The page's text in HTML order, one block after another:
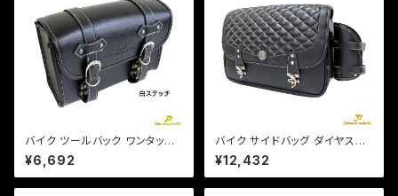
バイク ツールバック ワンタッチ
型 内ポケット付!(白ステッチ) (5
L)ブラック ツールバッグ 合皮【D
ream-Japanオリジナル】DS S
¥6,692
バイク サイドバッグ ダイヤステ
ッチ ドリンクホルダー レインカ
バー付き 15L 容量可変可能 フ
ルカバー防水 合皮 オリジナル
¥12,432